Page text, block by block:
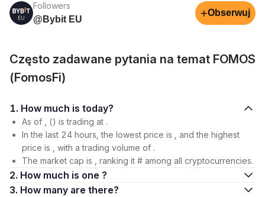
Followers
@Bybit EU
+Obserwuj
Często zadawane pytania na temat FOMOS
(FomosFi)
1. How much is today?
As of , () is trading at .
In the last 24 hours, the lowest price is , and the highest
price is , with a trading volume of .
The market cap is , ranking it # among all cryptocurrencies.
2. How much is one ?
3. How many are there?